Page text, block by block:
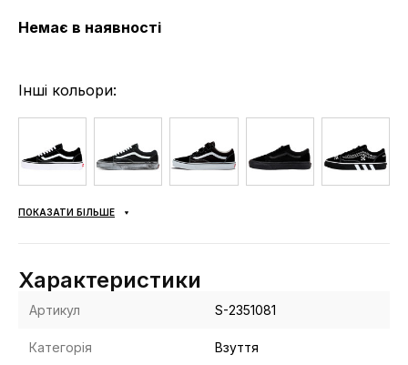
Немає в наявності
Інші кольори:
ПОКАЗАТИ БІЛЬШЕ
Характеристики
Артикул S-2351081
Категорія Взуття